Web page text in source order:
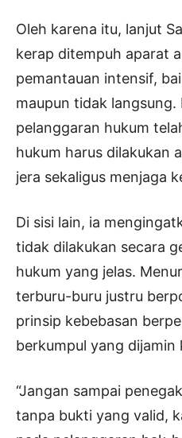
Oleh karena itu, lanjut
kerap ditempuh aparat
pemantauan intensif,
maupun tidak langsung.
pelanggaran hukum
hukum harus dilakukan
jera sekaligus menjaga
Di sisi lain, ia
tidak dilakukan secara
hukum yang jelas.
terburu-buru justru
prinsip kebebasan
berkumpul yang dijamin
“Jangan sampai
tanpa bukti yang valid,